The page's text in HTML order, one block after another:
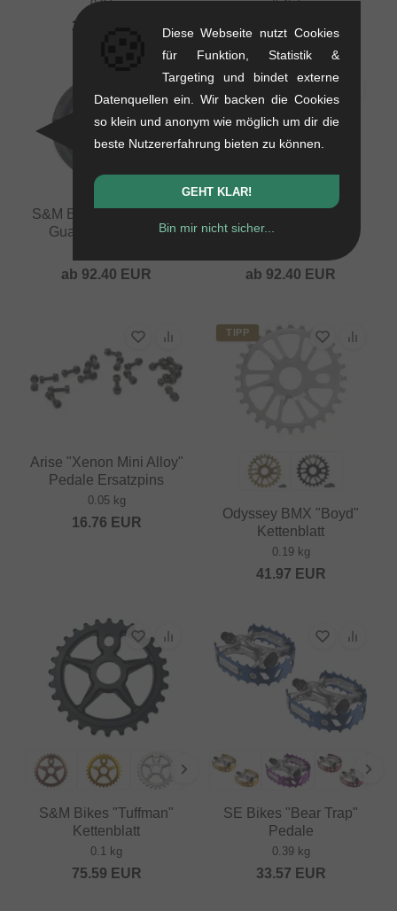
0.2 kg
29.37
0.45 kg
75.59 EUR
S&M Bikes "Mid School
Guard" Kettenblatt
ab 92.40 EUR
Guard" Kettenblatt
ab 92.40 EUR
Arise "Xenon Mini Alloy"
Pedale Ersatzpins
0.05 kg
16.76 EUR
TIPP
Odyssey BMX "Boyd"
Kettenblatt
0.19 kg
41.97 EUR
S&M Bikes "Tuffman"
Kettenblatt
0.1 kg
75.59 EUR
SE Bikes "Bear Trap"
Pedale
0.39 kg
33.57 EUR
Diese Webseite nutzt Cookies
für Funktion, Statistik &
Targeting und bindet externe
Datenquellen ein. Wir backen die Cookies
so klein und anonym wie möglich um dir die
beste Nutzererfahrung bieten zu können.
GEHT KLAR!
Bin mir nicht sicher...